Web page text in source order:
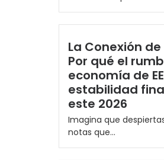
La Conexión
Por qué el
economía de
estabilidad
este 2026
Imagina que
notas que...